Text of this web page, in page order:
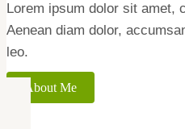
Lorem ipsum dolor sit amet,
Aenean diam dolor,
leo.
About Me